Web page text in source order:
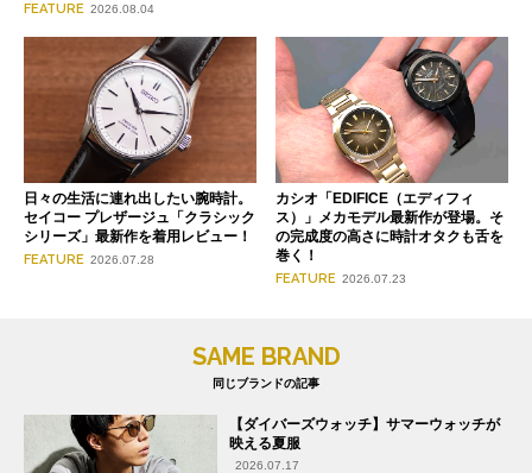
FEATURE 2026.08.04
日々の生活に連れ出したい腕時計。
セイコー プレザージュ「クラシック
シリーズ」最新作を着用レビュー！
FEATURE 2026.07.28
カシオ「EDIFICE（エディフィ
ス）」メカモデル最新作が登場。そ
の完成度の高さに時計オタクも舌を
巻く！
FEATURE 2026.07.23
SAME BRAND
同じブランドの記事
【ダイバーズウォッチ】サマーウォッチが
映える夏服
2026.07.17